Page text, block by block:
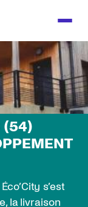
Menu
(54)
s’est
la livraison